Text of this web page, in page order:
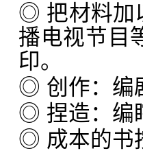
◎ 把材料加
播电视节目
印。
◎ 创作：编
◎ 捏造：编
◎ 成本的书